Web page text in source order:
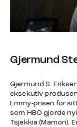
Gjermund
Gjermund S.
eksekutiv
Emmy-prisen for
som HBO gjorde
Tsjekkia (Mamon).